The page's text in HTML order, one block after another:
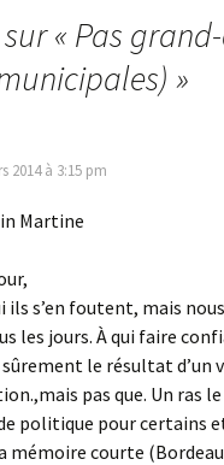
« Pas
»
2014 à 3:15 pm
Martine
ils s’en foutent, mais
les jours. À qui faire
sûrement le résultat d’un
pas que. Un ras
politique pour certains
mémoire courte